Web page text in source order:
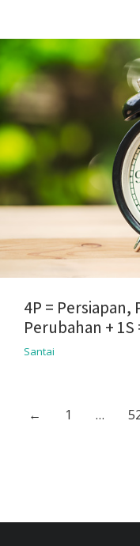
4P = Persiapan,
Perubahan + 1S
Santai
← 1 …